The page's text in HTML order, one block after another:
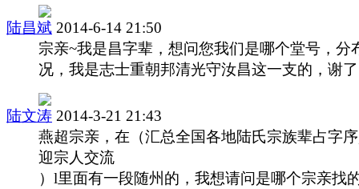
陆昌斌 2014-6-14 21:50
宗亲~我是昌字辈，想问您我们是哪个堂号，分
况，我是志士重朝邦清光守汝昌这一支的，谢了
陆文涛 2014-3-21 21:43
燕超宗亲，在（汇总全国各地陆氏宗族辈占字
迎宗人交流
）l里面有一段随州的，我想请问是哪个宗亲找